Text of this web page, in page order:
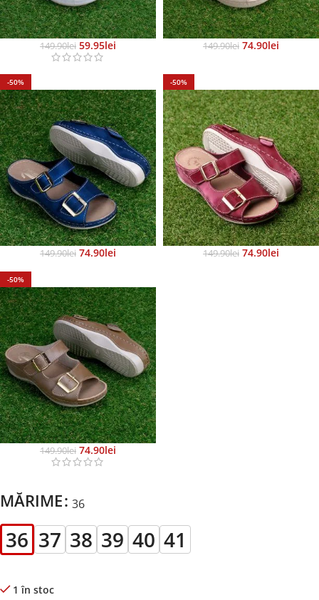
149.90Lei 59.95Lei 149.90Lei 74.90Lei
-50%
149.90Lei 74.90Lei
-50%
149.90Lei 74.90Lei
-50%
149.90Lei 74.90Lei
MĂRIME 36
36 37 38 39 40 41
1 în stoc